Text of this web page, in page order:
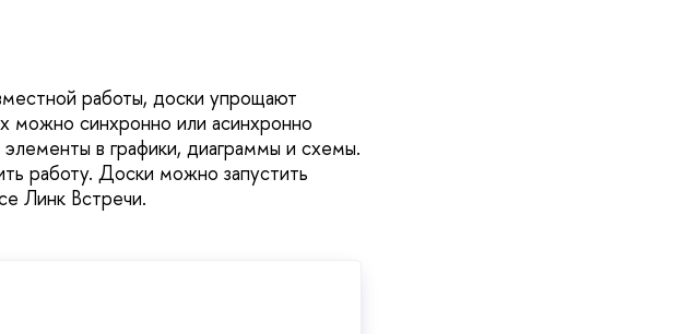
работы, доски упрощают
можно синхронно или асинхронно
в графики, диаграммы и схемы.
работу. Доски можно запустить
Линк Встречи.